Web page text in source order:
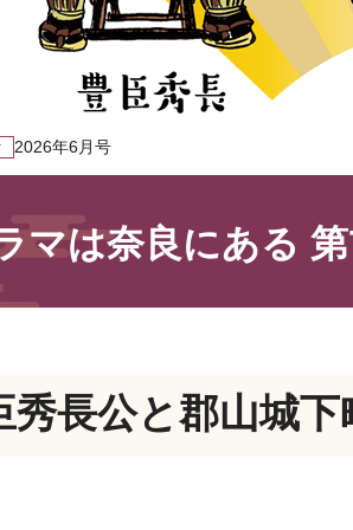
2026年6月号
マは奈良にある
秀長公と郡山城下